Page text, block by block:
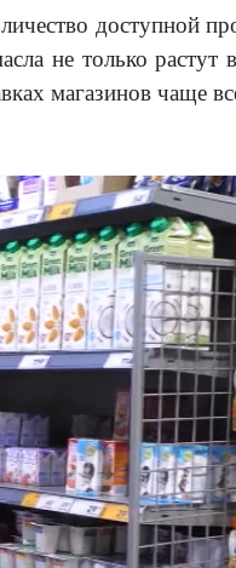
доступной
не только
магазинов чаще